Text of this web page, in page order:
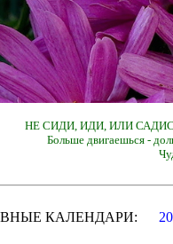
НЕ СИДИ, ИДИ, ИЛИ
Больше двигаешься -
КАЛЕНДАРИ: